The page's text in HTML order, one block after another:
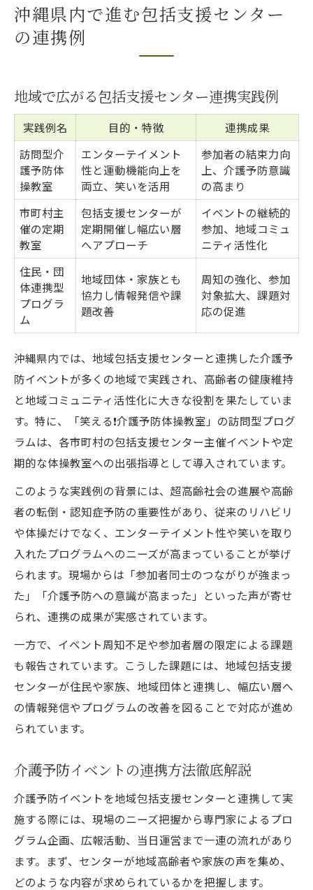
沖縄県内で進む包括支援センター
の連携例
地域で広がる包括支援センター連携実践例
実践例名 目的・特徴
連携成果
訪問型介
護予防体
操教室
エンターテイメント
性と運動機能向上を
両立、笑いを活用
参加者の結束力向
上、介護予防意識
の高まり
市町村主
催の定期
教室
包括支援センターが
定期開催し幅広い層
へアプローチ
イベントの継続的
参加、地域コミュ
ニティ活性化
住民・団
体連携型
プログラ
ム
地域団体・家族とも
協力し情報発信や課
題改善
周知の強化、参加
対象拡大、課題対
応の促進
沖縄県内では、地域包括支援センターと連携した介護予
防イベントが多くの地域で実践され、高齢者の健康維持
と地域コミュニティ活性化に大きな役割を果たしていま
す。特に、「笑える❗️介護予防体操教室」の訪問型プログ
ラムは、各市町村の包括支援センター主催イベントや定
期的な体操教室への出張指導として導入されています。
このような実践例の背景には、超高齢社会の進展や高齢
者の転倒・認知症予防の重要性があり、従来のリハビリ
や体操だけでなく、エンターテイメント性や笑いを取り
入れたプログラムへのニーズが高まっていることが挙げ
られます。現場からは「参加者同士のつながりが強まっ
た」「介護予防への意識が高まった」といった声が寄せ
られ、連携の成果が実感されています。
一方で、イベント周知不足や参加者層の限定による課題
も報告されています。こうした課題には、地域包括支援
センターが住民や家族、地域団体と連携し、幅広い層へ
の情報発信やプログラムの改善を図ることで対応が進め
られています。
介護予防イベントの連携方法徹底解説
介護予防イベントを地域包括支援センターと連携して実
施する際には、現場のニーズ把握から専門家によるプロ
グラム企画、広報活動、当日運営まで一連の流れがあり
ます。まず、センターが地域高齢者や家族の声を集め、
どのような内容が求められているかを把握します。